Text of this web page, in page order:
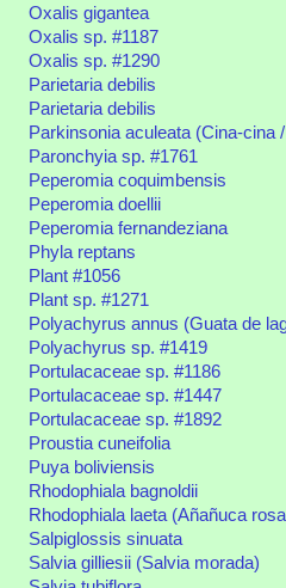
Oxalis gigantea
Oxalis sp. #1187
Oxalis sp. #1290
Parietaria debilis
Parietaria debilis
Parkinsonia aculeata (Cina-cina
Paronchyia sp. #1761
Peperomia coquimbensis
Peperomia doellii
Peperomia fernandeziana
Phyla reptans
Plant #1056
Plant sp. #1271
Polyachyrus annus (Guata de
Polyachyrus sp. #1419
Portulacaceae sp. #1186
Portulacaceae sp. #1447
Portulacaceae sp. #1892
Proustia cuneifolia
Puya boliviensis
Rhodophiala bagnoldii
Rhodophiala laeta (Añañuca
Salpiglossis sinuata
Salvia gilliesii (Salvia morada)